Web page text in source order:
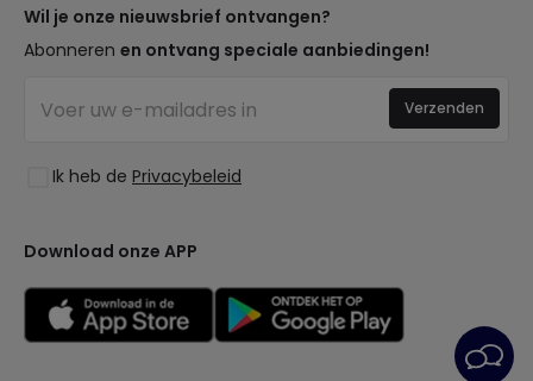
Bent u een Professional?
Professionele Pakketten
Veelgestelde Vragen (FAQ)
Inloggen
LED Besparingscalculator
Bedrijfsverlichting
Trends
Premium Decoratiemerken
Ruimtes
Collecties
Wil je onze nieuwsbrief ontvangen?
Abonneren en ontvang speciale aanbiedingen!
Ik heb de Privacybeleid
Verzenden
Download onze APP